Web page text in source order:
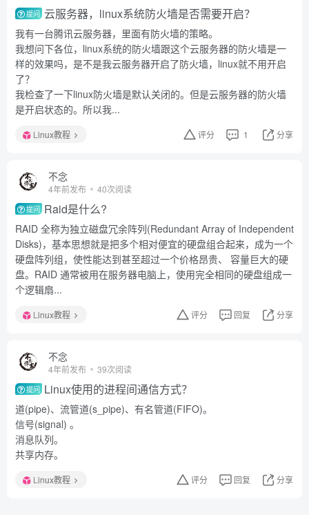
提问 云服务器，linux系统防火墙是否需要开启？
我有一台腾讯云服务器，里面有防火墙的策略。
我想问下各位，linux系统的防火墙跟这个云服务器的防火墙是一
样的效果吗，是不是我云服务器开启了防火墙，linux就不用开启
了？
我检查了一下linux防火墙是默认关闭的。但是云服务器的防火墙
是开启状态的。所以我...
Linux教程 评分 1 分享
不念
4年前发布 40次阅读
提问 Raid是什么?
RAID 全称为独立磁盘冗余阵列(Redundant Array of Independent
Disks)，基本思想就是把多个相对便宜的硬盘组合起来，成为一个
硬盘阵列组，使性能达到甚至超过一个价格昂贵、 容量巨大的硬
盘。RAID 通常被用在服务器电脑上，使用完全相同的硬盘组成一
个逻辑扇...
Linux教程 评分 回复 分享
不念
4年前发布 39次阅读
提问 Linux使用的进程间通信方式？
道(pipe)、流管道(s_pipe)、有名管道(FIFO)。
信号(signal) 。
消息队列。
共享内存。
Linux教程 评分 回复 分享